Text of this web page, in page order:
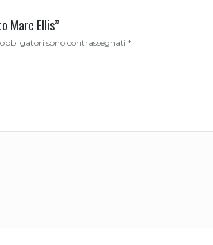
Marc Ellis”
sono contrassegnati *